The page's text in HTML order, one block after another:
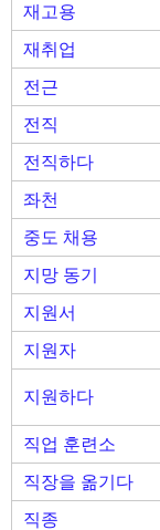
재고용
재취업
전근
전직
전직하다
좌천
중도 채용
지망 동기
지원서
지원자
지원하다
직업 훈련소
직장을 옮기다
직종